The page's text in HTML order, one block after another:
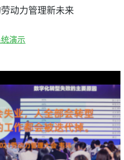
动力管理新未来
演示